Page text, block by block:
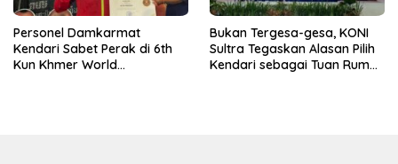
Personel Damkarmat
Kendari Sabet Perak di 6th
Kun Khmer World
Bukan Tergesa-gesa, KONI
Sultra Tegaskan Alasan Pilih
Kendari sebagai Tuan Rumah